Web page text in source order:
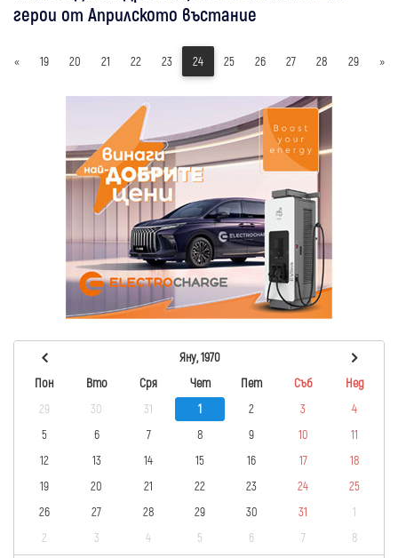
герои от Априлското въстание
« 19 20 21 22 23 24 25 26 27 28 29 »
Яну, 1970
Пон
Вто Сря Чет Пет Съб
Нед
29
30 31 1 2 3
4
5
6 7 8 9 10
11
12
13 14 15 16 17
18
19
20 21 22 23 24
25
26
27 28 29 30 31
1
2
3 4 5 6 7 8